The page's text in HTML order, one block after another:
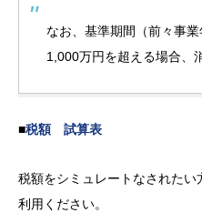
なお、基準期間（前々事
1,000万円を超える場合、
■税額 試算表
税額をシミュレートなされたい
利用ください。